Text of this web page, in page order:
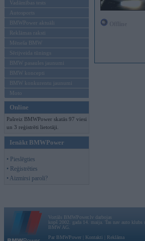
Vadāmības tests
Autosports
BMWPower aktuāli
Reklāmas raksti
Mēneša BMW
Sērijveida tūnings
BMW pasaules jaunumi
BMW koncepti
BMW konkurentu jaunumi
Moto
Online
Pašreiz BMWPower skatās 97 viesi
un 3 reģistrēti lietotāji.
Ienākt BMWPower
• Pieslēgties
• Reģistrēties
• Aizmirsi paroli?
Vortāls BMWPower.lv darbojas
kopš 2002. gada 14. maija. Tas nav auto klubs
BMW AG.
Par BMWPower
Kontakti Reklāma